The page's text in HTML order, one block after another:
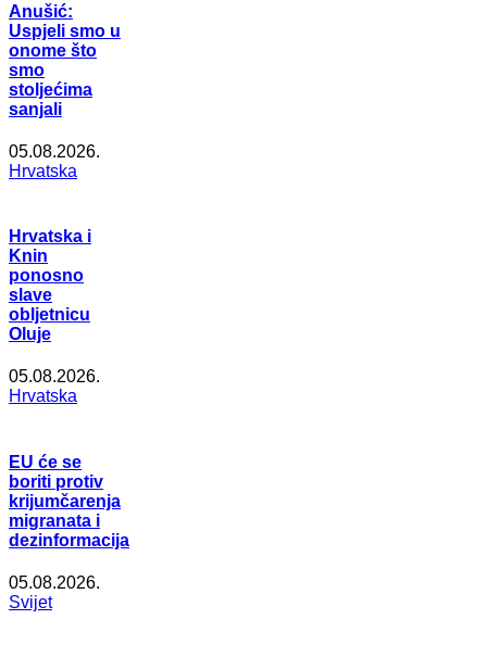
Anušić:
Uspjeli smo u
onome što
smo
stoljećima
sanjali
05.08.2026.
Hrvatska
Hrvatska i
Knin
ponosno
slave
obljetnicu
Oluje
05.08.2026.
Hrvatska
EU će se
boriti protiv
krijumčarenja
migranata i
dezinformacija
05.08.2026.
Svijet